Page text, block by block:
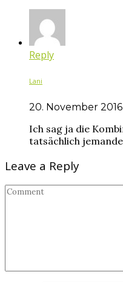
Reply
Lani
20. November 2016
Ich sag ja die
tatsächlich
Leave a Reply